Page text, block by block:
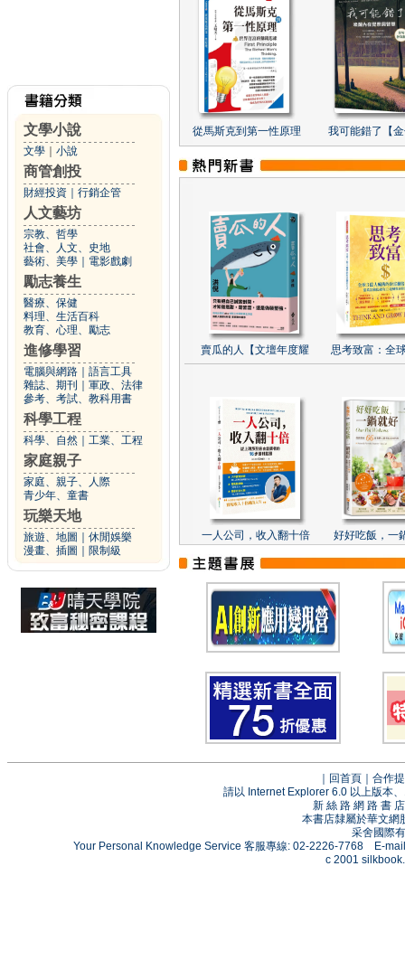
文學小說
文學 小說
商管創投
財經投資 行銷企管
人文藝坊
宗教、哲學
社會、人文、史地
藝術、美學
電影戲劇
勵志養生
醫療、保健
料理、生活百科
教育、心理、勵志
進修學習
電腦與網路
語言工具
雜誌、期刊
軍政、法律
參考、考試、教科用書
科學工程
科學、自然 工業、工程
家庭親子
家庭、親子、人際
青少年、童書
玩樂天地
旅遊、地圖
休閒娛樂
漫畫、插圖
限制級
從馬斯克到第一性原理 我可能錯了【
賣瓜的人【文壇年度耀 思考致富：全
一人公司，收入翻十倍 好好吃飯，一
回首頁
合作
請以 Internet Explorer 6.0 以上版本
新 絲 路 網 路 書
本書店隸屬於華文網
采舍國際
Your Personal Knowledge Service 客服專線: 02-2226-7768 E-
c 2001